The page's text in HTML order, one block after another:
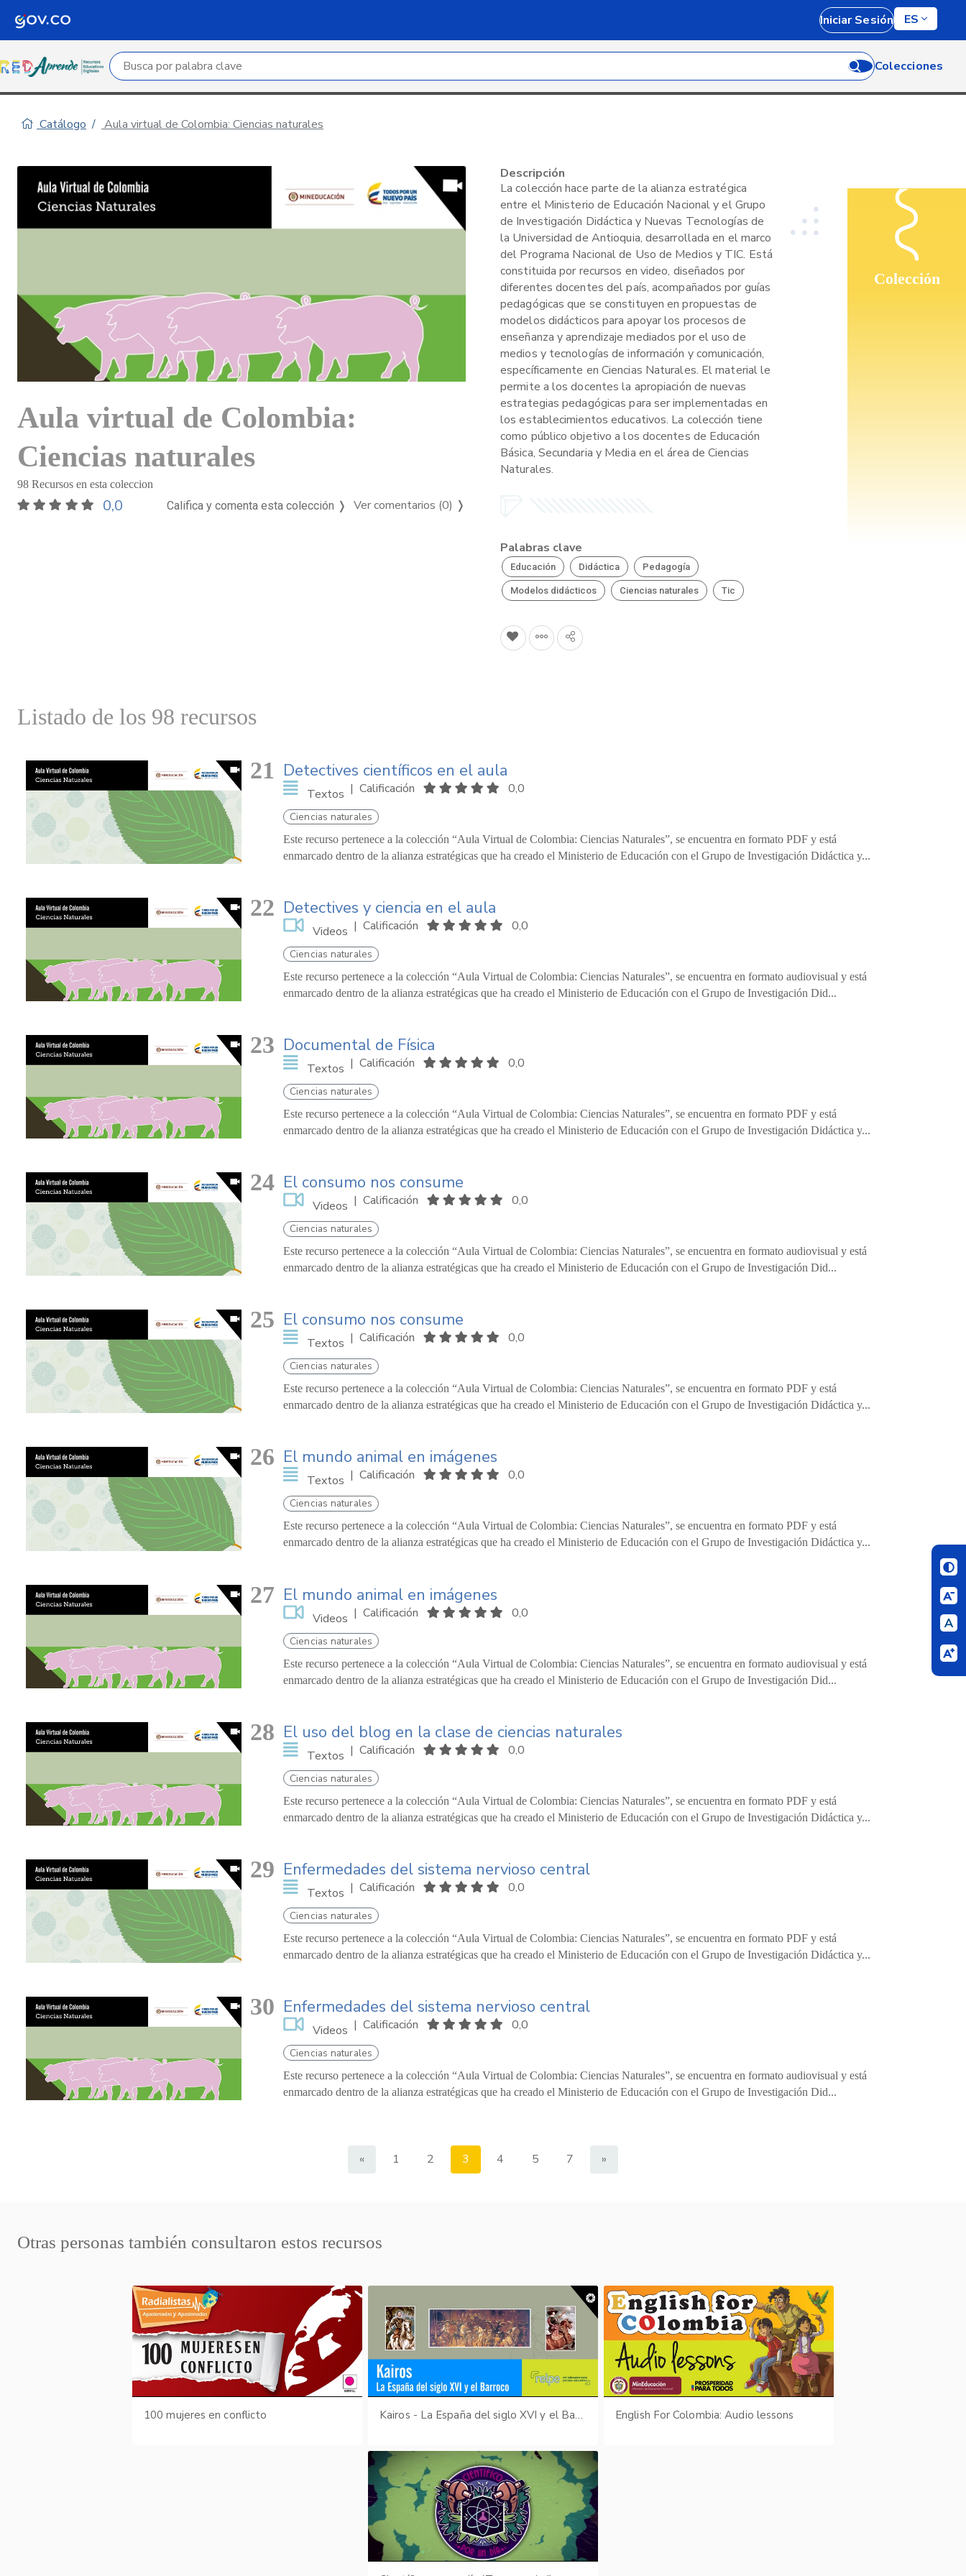
Iniciar Sesión ES
Campo de búsqueda por palabra clave Colecciones
Catálogo Aula virtual de Colombia: Ciencias naturales
Colección
Aula virtual de Colombia:
Ciencias naturales
98 Recursos en esta coleccion
0,0 Califica y comenta esta colección ❭ Ver comentarios (0) ❭
Descripción
La colección hace parte de la alianza estratégica
entre el Ministerio de Educación Nacional y el Grupo
de Investigación Didáctica y Nuevas Tecnologías de
la Universidad de Antioquia, desarrollada en el marco
del Programa Nacional de Uso de Medios y TIC. Está
constituida por recursos en video, diseñados por
diferentes docentes del país, acompañados por guías
pedagógicas que se constituyen en propuestas de
modelos didácticos para apoyar los procesos de
enseñanza y aprendizaje mediados por el uso de
medios y tecnologías de información y comunicación,
específicamente en Ciencias Naturales. El material le
permite a los docentes la apropiación de nuevas
estrategias pedagógicas para ser implementadas en
los establecimientos educativos. La colección tiene
como público objetivo a los docentes de Educación
Básica, Secundaria y Media en el área de Ciencias
Naturales.
Palabras clave
Educación Didáctica Pedagogía
Modelos didácticos Ciencias naturales Tic
Listado de los 98 recursos
21 Detectives científicos en el aula
Textos | Calificación 0,0
Ciencias naturales
Este recurso pertenece a la colección “Aula Virtual de Colombia: Ciencias Naturales”, se encuentra en formato PDF y está
enmarcado dentro de la alianza estratégicas que ha creado el Ministerio de Educación con el Grupo de Investigación Didáctica y...
22 Detectives y ciencia en el aula
Videos | Calificación 0,0
Ciencias naturales
Este recurso pertenece a la colección “Aula Virtual de Colombia: Ciencias Naturales”, se encuentra en formato audiovisual y está
enmarcado dentro de la alianza estratégicas que ha creado el Ministerio de Educación con el Grupo de Investigación Did...
23 Documental de Física
Textos | Calificación 0,0
Ciencias naturales
Este recurso pertenece a la colección “Aula Virtual de Colombia: Ciencias Naturales”, se encuentra en formato PDF y está
enmarcado dentro de la alianza estratégicas que ha creado el Ministerio de Educación con el Grupo de Investigación Didáctica y...
24 El consumo nos consume
Videos | Calificación 0,0
Ciencias naturales
Este recurso pertenece a la colección “Aula Virtual de Colombia: Ciencias Naturales”, se encuentra en formato audiovisual y está
enmarcado dentro de la alianza estratégicas que ha creado el Ministerio de Educación con el Grupo de Investigación Did...
25 El consumo nos consume
Textos | Calificación 0,0
Ciencias naturales
Este recurso pertenece a la colección “Aula Virtual de Colombia: Ciencias Naturales”, se encuentra en formato PDF y está
enmarcado dentro de la alianza estratégicas que ha creado el Ministerio de Educación con el Grupo de Investigación Didáctica y...
26 El mundo animal en imágenes
Textos | Calificación 0,0
Ciencias naturales
Este recurso pertenece a la colección “Aula Virtual de Colombia: Ciencias Naturales”, se encuentra en formato PDF y está
enmarcado dentro de la alianza estratégicas que ha creado el Ministerio de Educación con el Grupo de Investigación Didáctica y...
27 El mundo animal en imágenes
Videos | Calificación 0,0
Ciencias naturales
Este recurso pertenece a la colección “Aula Virtual de Colombia: Ciencias Naturales”, se encuentra en formato audiovisual y está
enmarcado dentro de la alianza estratégicas que ha creado el Ministerio de Educación con el Grupo de Investigación Did...
28 El uso del blog en la clase de ciencias naturales
Textos | Calificación 0,0
Ciencias naturales
Este recurso pertenece a la colección “Aula Virtual de Colombia: Ciencias Naturales”, se encuentra en formato PDF y está
enmarcado dentro de la alianza estratégicas que ha creado el Ministerio de Educación con el Grupo de Investigación Didáctica y...
29 Enfermedades del sistema nervioso central
Textos | Calificación 0,0
Ciencias naturales
Este recurso pertenece a la colección “Aula Virtual de Colombia: Ciencias Naturales”, se encuentra en formato PDF y está
enmarcado dentro de la alianza estratégicas que ha creado el Ministerio de Educación con el Grupo de Investigación Didáctica y...
30 Enfermedades del sistema nervioso central
Videos | Calificación 0,0
Ciencias naturales
Este recurso pertenece a la colección “Aula Virtual de Colombia: Ciencias Naturales”, se encuentra en formato audiovisual y está
enmarcado dentro de la alianza estratégicas que ha creado el Ministerio de Educación con el Grupo de Investigación Did...
« 1 2 3 4 5 7 »
Otras personas también consultaron estos recursos
100 mujeres en conflicto Kairos - La España del siglo XVI y el Barroco English For Colombia: Audio lessons